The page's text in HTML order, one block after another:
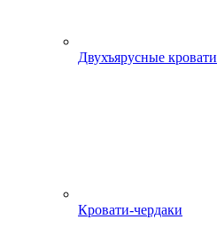
Двухъярусные кровати
Кровати-чердаки